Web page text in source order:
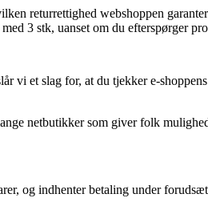
returrettighed webshoppen
3 stk, uanset om du efterspørger
vi et slag for, at du tjekker e-
netbutikker som giver folk
og indhenter betaling under